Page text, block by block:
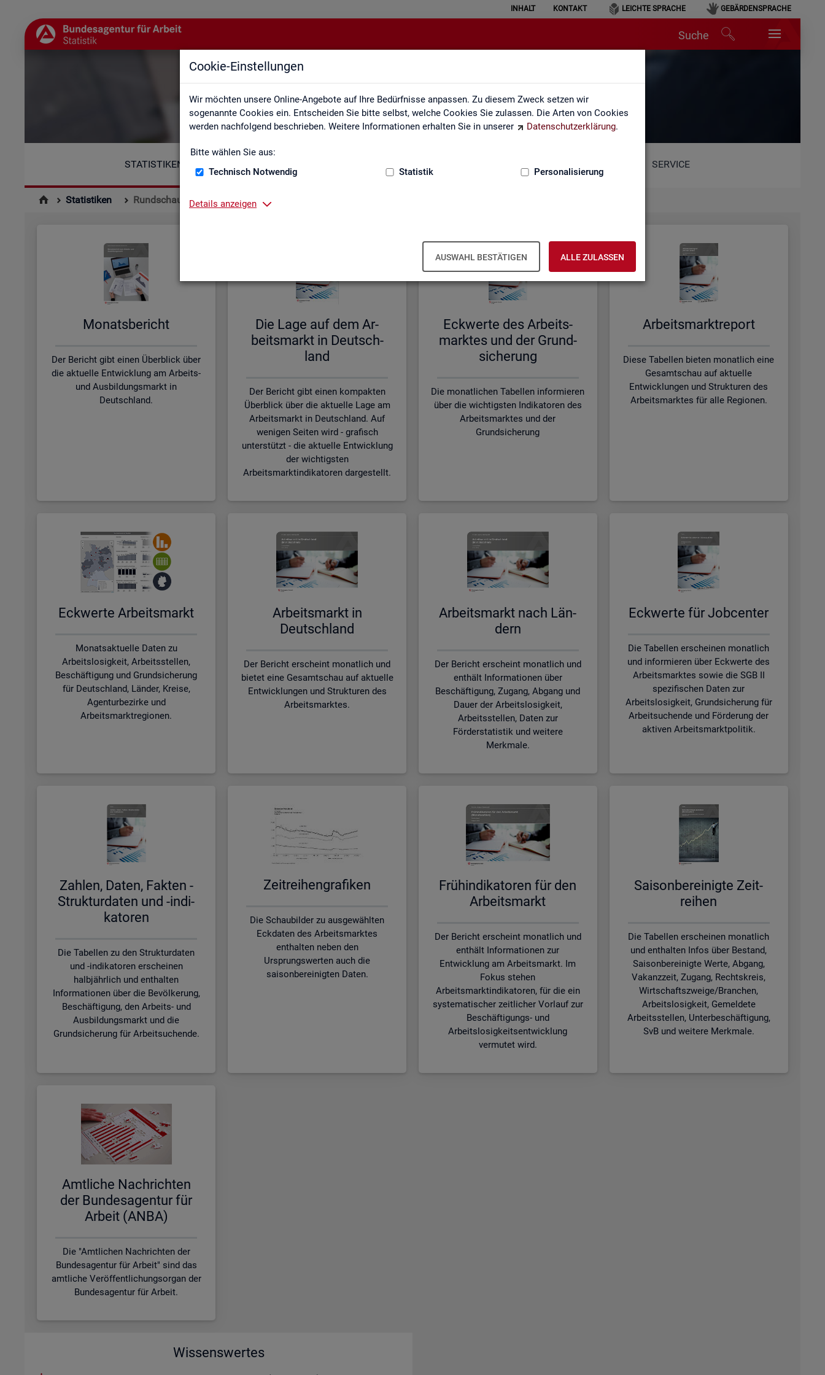
Cookie-Einstellungen
Wir möchten unsere Online-Angebote auf Ihre Bedürfnisse anpassen. Zu diesem Zweck setzen wir
sogenannte Cookies ein. Entscheiden Sie bitte selbst, welche Cookies Sie zulassen. Die Arten von Cookies
werden nachfolgend beschrieben. Weitere Informationen erhalten Sie in unserer
Datenschutzerklärung.
Bitte wählen Sie aus:
Technisch Notwendig
Statistik Personalisierung
Details anzeigen
AUSWAHL BESTÄTIGEN ALLE ZULASSEN
INHALT KONTAKT LEICHTE SPRACHE GEBÄRDENSPRACHE
Suche
Rundschau Arbeitsmarkt
STATISTIKEN SERVICE
Statistiken Rundschau Arbeitsmarkt
Mo­nats­be­richt
Der Bericht gibt einen Überblick über
die aktuelle Entwicklung am Arbeits-
und Ausbildungsmarkt in
Deutschland.
Die Lage auf dem Ar­
beits­markt in Deutsch­
land
Der Bericht gibt einen kompakten
Überblick über die aktuelle Lage am
Arbeitsmarkt in Deutschland. Auf
wenigen Seiten wird - grafisch
unterstützt - die aktuelle Entwicklung
der wichtigsten
Arbeitsmarktindikatoren dargestellt.
Eck­wer­te des Ar­beits­
mark­tes und der Grund­
si­che­rung
Die monatlichen Tabellen informieren
über die wichtigsten Indikatoren des
Arbeitsmarktes und der
Grundsicherung
Ar­beits­markt­re­port
Diese Tabellen bieten monatlich eine
Gesamtschau auf aktuelle
Entwicklungen und Strukturen des
Arbeitsmarktes für alle Regionen.
Eck­wer­te Ar­beits­markt
Monatsaktuelle Daten zu
Arbeitslosigkeit, Arbeitsstellen,
Beschäftigung und Grundsicherung
für Deutschland, Länder, Kreise,
Agenturbezirke und
Arbeitsmarktregionen.
Ar­beits­markt in
Deutsch­land
Der Bericht erscheint monatlich und
bietet eine Gesamtschau auf aktuelle
Entwicklungen und Strukturen des
Arbeitsmarktes.
Ar­beits­markt nach Län­
dern
Der Bericht erscheint monatlich und
enthält Informationen über
Beschäftigung, Zugang, Abgang und
Dauer der Arbeitslosigkeit,
Arbeitsstellen, Daten zur
Förderstatistik und weitere
Merkmale.
Eck­wer­te für Job­cen­ter
Die Tabellen erscheinen monatlich
und informieren über Eckwerte des
Arbeitsmarktes sowie die SGB II
spezifischen Daten zur
Arbeitslosigkeit, Grundsicherung für
Arbeitsuchende und Förderung der
aktiven Arbeitsmarktpolitik.
Zah­len, Daten, Fak­ten -
Struk­tur­da­ten und -in­di­
ka­to­ren
Die Tabellen zu den Strukturdaten
und -indikatoren erscheinen
halbjährlich und enthalten
Informationen über die Bevölkerung,
Beschäftigung, den Arbeits- und
Ausbildungsmarkt und die
Grundsicherung für Arbeitsuchende.
Zeit­rei­hen­gra­fi­ken
Die Schaubilder zu ausgewählten
Eckdaten des Arbeitsmarktes
enthalten neben den
Ursprungswerten auch die
saisonbereinigten Daten.
Früh­in­di­ka­to­ren für den
Ar­beits­markt
Der Bericht erscheint monatlich und
enthält Informationen zur
Entwicklung am Arbeitsmarkt. Im
Fokus stehen
Arbeitsmarktindikatoren, für die ein
systematischer zeitlicher Vorlauf zur
Beschäftigungs- und
Arbeitslosigkeitsentwicklung
vermutet wird.
Sai­son­be­rei­nig­te Zeit­
rei­hen
Die Tabellen erscheinen monatlich
und enthalten Infos über Bestand,
Saisonbereinigte Werte, Abgang,
Vakanzzeit, Zugang, Rechtskreis,
Wirtschaftszweige/Branchen,
Arbeitslosigkeit, Gemeldete
Arbeitsstellen, Unterbeschäftigung,
SvB und weitere Merkmale.
Amt­li­che Nach­rich­ten
der Bun­des­agen­tur für
Ar­beit (ANBA)
Die "Amtlichen Nachrichten der
Bundesagentur für Arbeit" sind das
amtliche Veröffentlichungsorgan der
Bundesagentur für Arbeit.
Wissenswertes